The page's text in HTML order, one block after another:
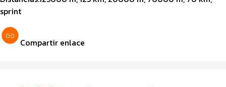
sprint
Compartir enlace